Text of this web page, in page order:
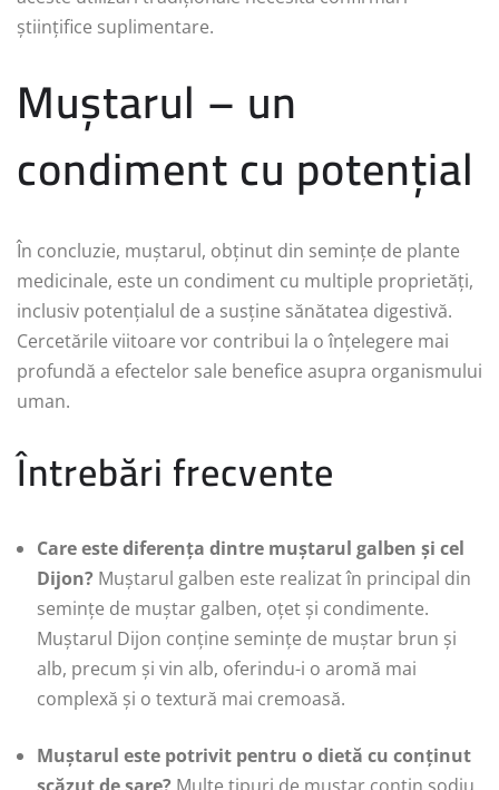
științifice suplimentare.
Muștarul – un
condiment cu potențial
În concluzie, muștarul, obținut din semințe de plante
medicinale, este un condiment cu multiple proprietăți,
inclusiv potențialul de a susține sănătatea digestivă.
Cercetările viitoare vor contribui la o înțelegere mai
profundă a efectelor sale benefice asupra organismului
uman.
Întrebări frecvente
Care este diferența dintre muștarul galben și cel
Dijon? Muștarul galben este realizat în principal din
semințe de muștar galben, oțet și condimente.
Muștarul Dijon conține semințe de muștar brun și
alb, precum și vin alb, oferindu-i o aromă mai
complexă și o textură mai cremoasă.
Muștarul este potrivit pentru o dietă cu conținut